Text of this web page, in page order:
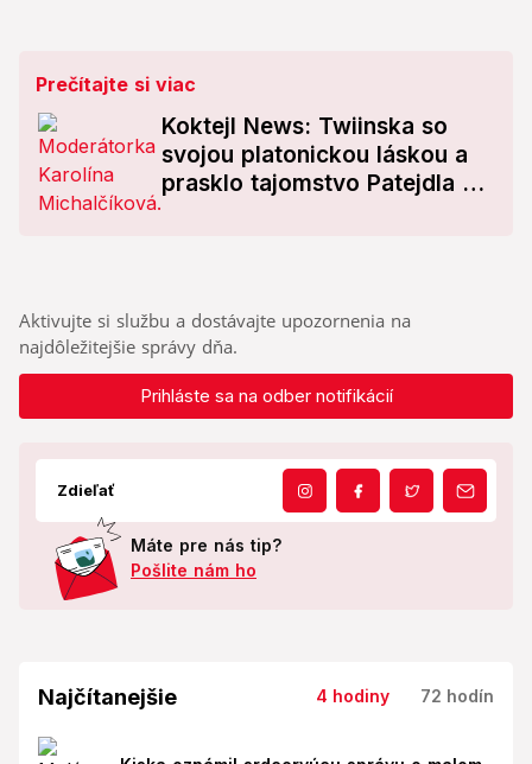
Prečítajte si viac
Koktejl News: Twiinska so
svojou platonickou láskou a
prasklo tajomstvo Patejdla a
Aktivujte si službu a dostávajte upozornenia na
najdôležitejšie správy dňa.
Prihláste sa na odber notifikácií
Zdieľať
Máte pre nás tip?
Pošlite nám ho
Najčítanejšie 4 hodiny 72 hodín